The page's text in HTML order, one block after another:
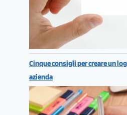
Cinque consigli per creare un
azienda